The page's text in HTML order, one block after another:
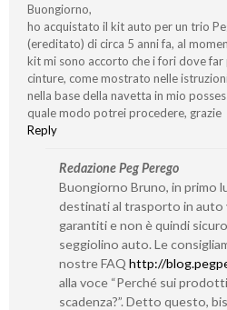
Buongiorno,
ho acquistato il kit auto per un trio
(ereditato) di circa 5 anni fa, al
kit mi sono accorto che i fori dove far
cinture, come mostrato nelle
nella base della navetta in mio
quale modo potrei procedere, grazie
Reply
Redazione Peg Perego
Buongiorno Bruno, in primo
destinati al trasporto in auto
garantiti e non è quindi
seggiolino auto. Le
nostre FAQ http://
alla voce “Perché sui
scadenza?”. Detto questo,